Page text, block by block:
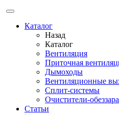
Каталог
Назад
Каталог
Вентиляция
Приточная
Дымоходы
Вентиляционные
Сплит-системы
Очистители-
Статьи